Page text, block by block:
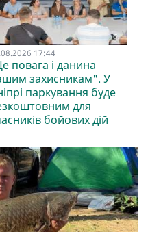
17:44
повага і данина
захисникам". У
паркування буде
для
бойових дій